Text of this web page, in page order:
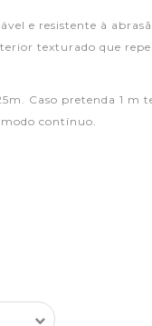
e resistente à
texturado que
Caso pretenda 1 m
modo contínuo.